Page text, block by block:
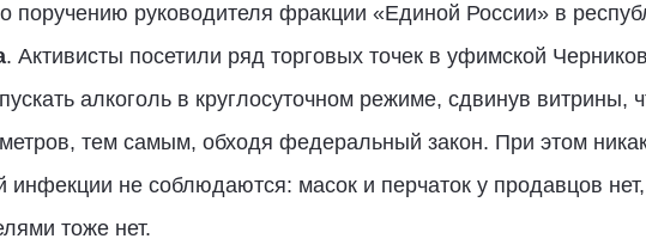
поручению руководителя фракции «Единой России» в
. Активисты посетили ряд торговых точек в уфимской
алкоголь в круглосуточном режиме, сдвинув
тем самым, обходя федеральный закон. При этом
инфекции не соблюдаются: масок и перчаток у продавцов
тоже нет.